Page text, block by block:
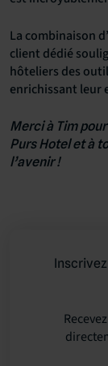
La combinaison
client dédié
hôteliers des
enrichissant leur
Merci à Tim
Purs Hotel et à
l’avenir !